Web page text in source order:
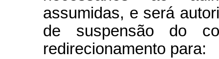
assumidas, e será
de suspensão do
redirecionamento para: